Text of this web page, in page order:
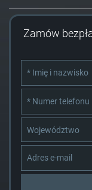
Zamów
Województwo